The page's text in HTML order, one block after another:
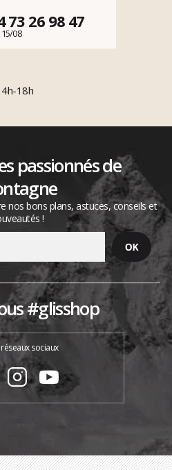
73 26 98 47
08
18h
passionnés de
nos bons plans, astuces, conseils et
!
#glisshop
réseaux sociaux